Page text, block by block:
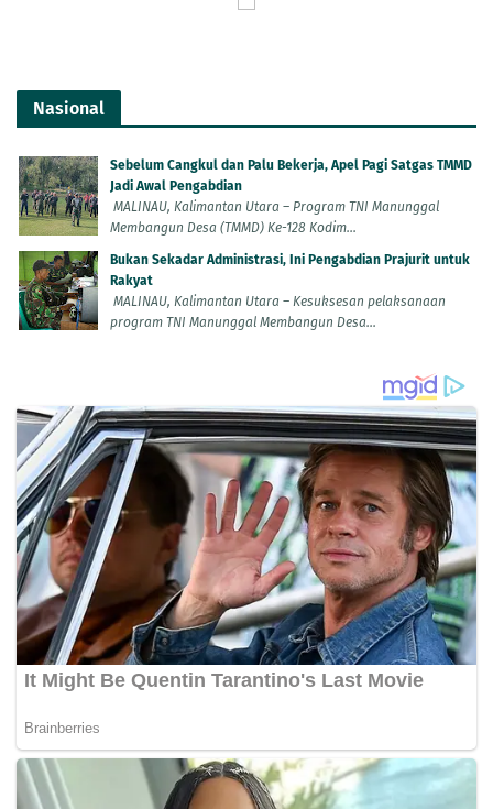
Nasional
Sebelum Cangkul dan Palu Bekerja, Apel Pagi Satgas TMMD
Jadi Awal Pengabdian
MALINAU, Kalimantan Utara – Program TNI Manunggal
Membangun Desa (TMMD) Ke-128 Kodim...
Bukan Sekadar Administrasi, Ini Pengabdian Prajurit untuk
Rakyat
MALINAU, Kalimantan Utara – Kesuksesan pelaksanaan
program TNI Manunggal Membangun Desa...